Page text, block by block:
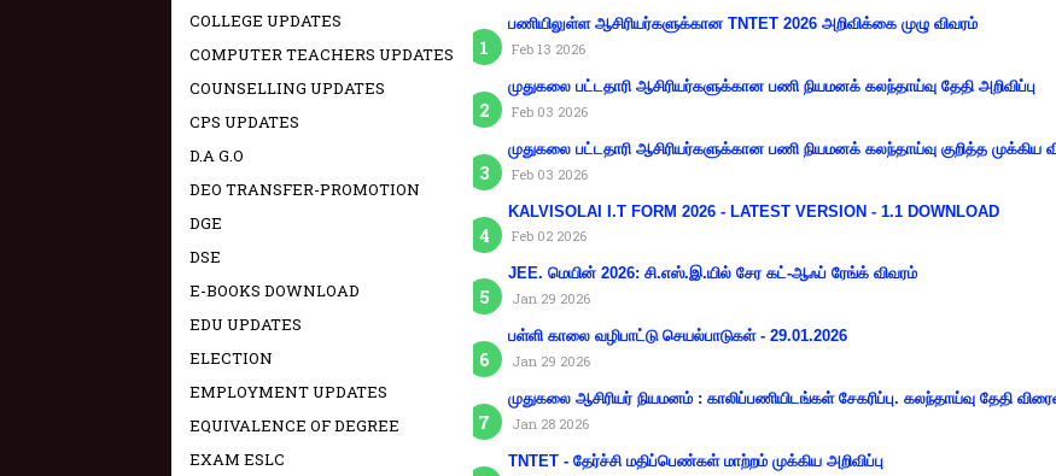
பணியிலுள்ள ஆசிரியர்களுக்கான TNTET 2026 அறிவிக்கை முழு விவரம்
Feb 13 2026
முதுகலை பட்டதாரி ஆசிரியர்களுக்கான பணி நியமனக் கலந்தாய்வு தேதி அறிவிப்பு
Feb 03 2026
முதுகலை பட்டதாரி ஆசிரியர்களுக்கான பணி நியமனக் கலந்தாய்வு குறித்த முக்கிய
Feb 03 2026
KALVISOLAI I.T FORM 2026 - LATEST VERSION - 1.1 DOWNLOAD
Feb 02 2026
JEE. மெயின் 2026: சி.எஸ்.இ.யில் சேர கட்-ஆஃப் ரேங்க் விவரம்
Jan 29 2026
பள்ளி காலை வழிபாட்டு செயல்பாடுகள் - 29.01.2026
Jan 29 2026
முதுகலை ஆசிரியர் நியமனம் : காலிப்பணியிடங்கள் சேகரிப்பு. கலந்தாய்வு தேதி
Jan 28 2026
TNTET - தேர்ச்சி மதிப்பெண்கள் மாற்றம் முக்கிய அறிவிப்பு
COLLEGE UPDATES
COMPUTER TEACHERS UPDATES
COUNSELLING UPDATES
CPS UPDATES
D.A G.O
DEO TRANSFER-PROMOTION
DGE
DSE
E-BOOKS DOWNLOAD
EDU UPDATES
ELECTION
EMPLOYMENT UPDATES
EQUIVALENCE OF DEGREE
EXAM ESLC